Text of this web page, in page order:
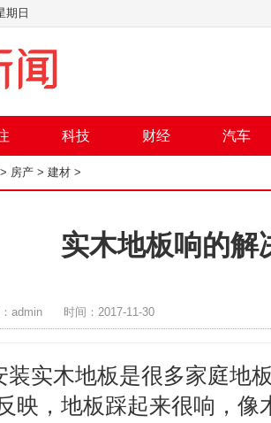
期日
科技 财经 汽车
> 房产 > 建材 >
实木地板响的解
admin 时间：2017-11-30
装实木地板是很多家庭地
映，地板踩起来很响，像